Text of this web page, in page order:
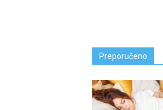
Preporučeno